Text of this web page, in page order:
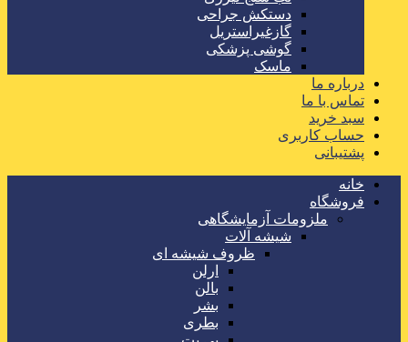
دستکش جراحی
گازغیراستریل
گوشی پزشکی
ماسک
درباره ما
تماس با ما
سبد خرید
حساب کاربری
پشتیبانی
خانه
فروشگاه
ملزومات آزمایشگاهی
شیشه آلات
ظروف شیشه ای
ارلن
بالن
بشر
بطری